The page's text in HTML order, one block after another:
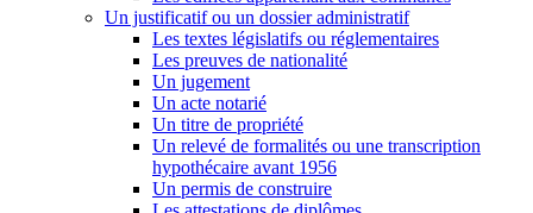
Un justificatif ou un dossier administratif
Les textes législatifs ou réglementaires
Les preuves de nationalité
Un jugement
Un acte notarié
Un titre de propriété
Un relevé de formalités ou une transcription
hypothécaire avant 1956
Un permis de construire